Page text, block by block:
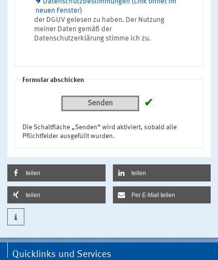
Datenschutzbestimmungen (Link öffnet im
neuen Fenster)
der DGUV gelesen zu haben. Der Nutzung
meiner Daten gemäß der
Datenschutzerklärung stimme ich zu.
Formular abschicken
Senden ✔
Die Schaltfläche „Senden“ wird aktiviert, sobald alle
Pflichtfelder ausgefüllt wurden.
teilen teilen
teilen Per E-Mail teilen
Quicklinks und Services